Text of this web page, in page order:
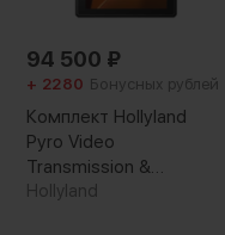
94 500 ₽
+ 2280 Бонусных рублей
Комплект Hollyland
Pyro Video
Transmission &
Monitoring Kit (Pyro S +
Hollyland